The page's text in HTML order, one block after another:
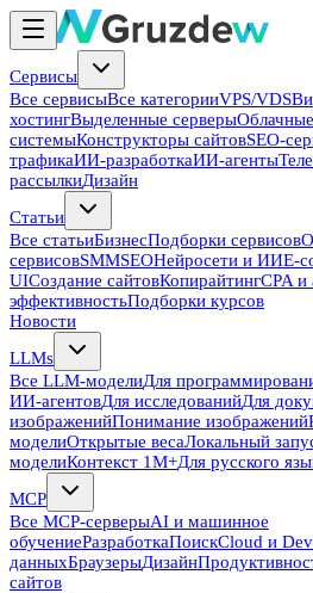
Сервисы
Все сервисыВсе категорииVPS/VDS
хостингВыделенные серверы
системыКонструкторы сайтовSEO-
трафикаИИ-разработкаИИ-агенты
рассылкиДизайн
Статьи
Все статьиБизнесПодборки сервисов
сервисовSMMSEOНейросети и ИИE-
UIСоздание сайтовКопирайтингCPA и
эффективностьПодборки курсов
Новости
LLMs
Все LLM-моделиДля
ИИ-агентовДля исследованийДля
изображенийПонимание изображений
моделиОткрытые весаЛокальный
моделиКонтекст 1M+Для русского
MCP
Все MCP-серверыAI и машинное
обучениеРазработкаПоискCloud и
данныхБраузерыДизайн
сайтов